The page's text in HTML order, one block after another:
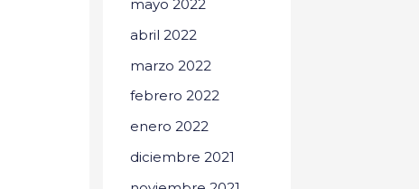
mayo 2022
abril 2022
marzo 2022
febrero 2022
enero 2022
diciembre 2021